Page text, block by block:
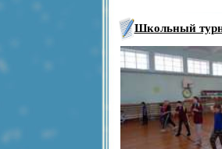
Школьный